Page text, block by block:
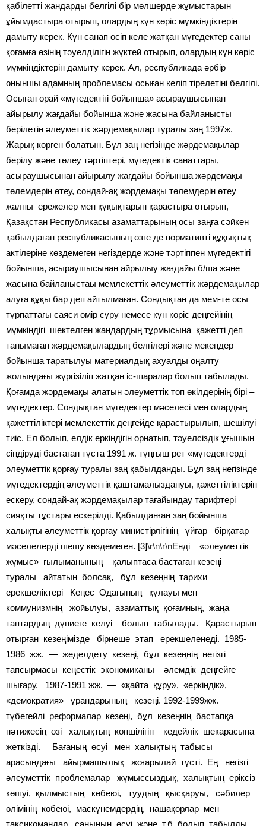
қабілетті жандарды белгілі бір мөлшерде жұмыстарын
ұйымдастыра отырып, олардың күн көріс мүмкіндіктерін
дамыту керек. Күн санап өсіп келе жатқан мүгедектер саны
қоғамға өзінің тәуелділігін жүктей отырып, олардың күн көріс
мүмкіндіктерін дамыту керек. Ал, республикада әрбір
оныншы адамның проблемасы осыған келіп тірелетіні белгілі.
Осыған орай «мүгедектігі бойынша» асыраушысынан
айырылу жағдайы бойынша және жасына байланысты
берілетін әлеуметтік жәрдемақылар туралы заң 1997ж.
Жарық көрген болатын. Бұл заң негізінде жәрдемақылар
берілу және төлеу тәртіптері, мүгедектік санаттары,
асыраушысынан айырылу жағдайы бойынша жәрдемақы
төлемдерін өтеу, сондай-ақ жәрдемақы төлемдерін өтеу
жалпы ережелер мен құқықтарын қарастыра отырып,
Қазақстан Республикасы азаматтарының осы заңға сәйкен
қабылдаған республикасының өзге де нормативті құқықтық
актілеріне көздемеген негіздерде және тәртіппен мүгедектігі
бойынша, асыраушысынан айрылыу жағдайы б/ша және
жасына байланыстаы мемлекеттік әлеуметтік жәрдемақылар
алуға құқы бар деп айтылмаған. Сондықтан да мем-те осы
тұрпаттағы саяси өмір сүру немесе күн көріс деңгейінің
мүмкіндігі шектелген жандардың тұрмысына қажетті деп
танымаған жәрдемақылардың белгілері және мекендер
бойынша таратылуы материалдық ахуалды оңалту
жолындағы жүргізіліп жатқан іс-шаралар болып табылады.
Қоғамда жәрдемақы алатын әлеуметтік топ өкілдерінің бірі –
мүгедектер. Сондықтан мүгедектер мәселесі мен олардың
қажеттіліктері мемлекеттік деңгейде қарастырылып, шешілуі
тиіс. Ел болып, елдік еркіндігін орнатып, тәуелсіздік ұғышын
сіңдіруді бастаған тұста 1991 ж. тұңғыш рет «мүгедектерді
әлеуметтік қорғау туралы заң қабылданды. Бұл заң негізінде
мүгедектердің әлеуметтік қаштамалыздануы, қажеттіліктерін
ескеру, сондай-ақ жәрдемақылар тағайындау тарифтері
сияқты тұстары ескерілді. Қабылданған заң бойынша
халықты әлеуметтік қорғау министірлігінің ұйғар бірқатар
мәселелерді шешу көздемеген. [3]\r\n\r\nЕнді «әлеуметтік
жұмыс» ғылыманының қалыптаса бастаған кезеңі
туралы айтатын болсақ, бұл кезеңнің тарихи
ерекшеліктері Кеңес Одағының құлауы мен
коммунизмнің жойылуы, азаматтық қоғамның, жаңа
таптардың дүниеге келуі болып табылады. Қарастырып
отырған кезеңімізде бірнеше этап ерекшеленеді. 1985-
1986 жж. — жеделдету кезеңі, бұл кезеңнің негізгі
тапсырмасы кеңестік экономиканы әлемдік деңгейге
шығару. 1987-1991 жж. — «қайта құру», «еркіндік»,
«демократия» ұрандарының кезеңі. 1992-1999жж. —
түбегейлі реформалар кезеңі, бұл кезеңнің бастапқа
нәтижесің өзі халықтың көпшілігін кедейлік шекарасына
жеткізді. Бағаның өсуі мен халықтың табысы
арасындағы айырмашылық жоғарылай түсті. Ең негізгі
әлеуметтік проблемалар жұмыссыздық, халықтың еріксіз
көшуі, қылмыстың көбеюі, туудың қысқаруы, сәбилер
өлімінің көбеюі, маскүнемдердің, нашақорлар мен
таксикомандар санының өсуі және т.б. болып табылды.